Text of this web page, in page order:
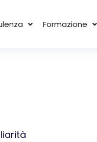
Formazione